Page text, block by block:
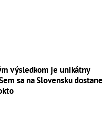
výsledkom je unikátny
sa na Slovensku dostane